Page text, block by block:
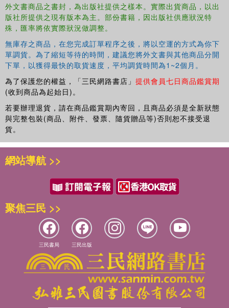
Century Gary Gutting Part 5: Politics, Ethics, Aesthetics 20.
Twentieth-Century Moral Philosophy Rowland Stout 21. Twentieth-
Century Political Philosophy Matt Matravers 22. Twentieth-Century
Aesthetics Paul Guyer Glossary Index
外文書商品之書封，為出版社提供之樣本。實際出貨商品，以出
版社所提供之現有版本為主。部份書籍，因出版社供應狀況特
殊，匯率將依實際狀況做調整。
無庫存之商品，在您完成訂單程序之後，將以空運的方式為你下
單調貨。為了縮短等待的時間，建議您將外文書與其他商品分開
下單，以獲得最快的取貨速度，平均調貨時間為1~2個月。
為了保護您的權益，「三民網路書店」 提供會員七日商品鑑賞期
(收到商品為起始日)。
若要辦理退貨，請在商品鑑賞期內寄回，且商品必須是全新狀態
與完整包裝(商品、附件、發票、隨貨贈品等)否則恕不接受退
貨。
網站導航 >>
聚焦三民 >>
三民書局 三民出版